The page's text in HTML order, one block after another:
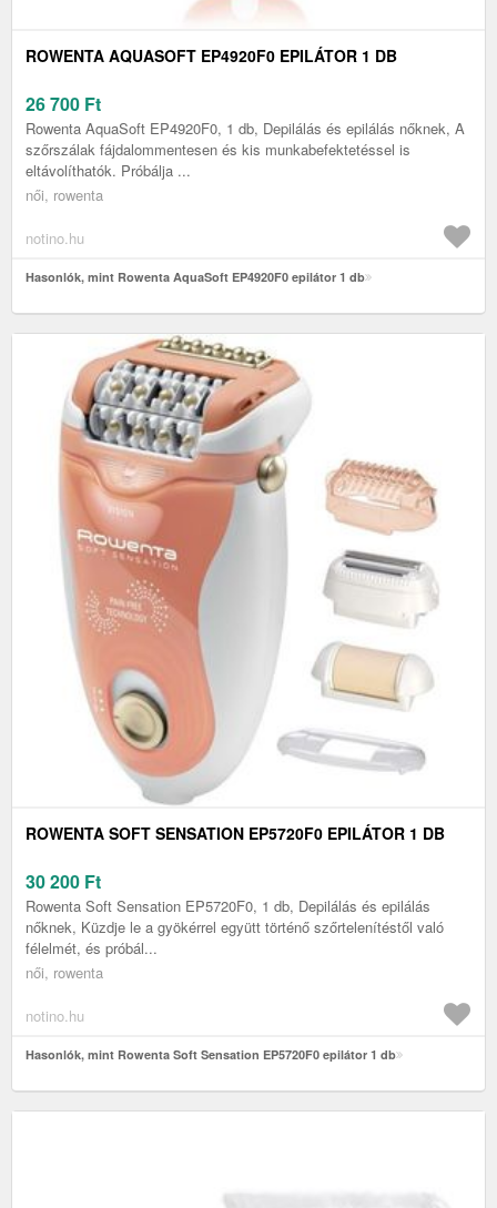
ROWENTA AQUASOFT EP4920F0 EPILÁTOR 1 DB
26 700 Ft
Rowenta AquaSoft EP4920F0, 1 db, Depilálás és epilálás nőknek, A
szőrszálak fájdalommentesen és kis munkabefektetéssel is
eltávolíthatók. Próbálja ...
női, rowenta
notino.hu
Hasonlók, mint Rowenta AquaSoft EP4920F0 epilátor 1 db
ROWENTA SOFT SENSATION EP5720F0 EPILÁTOR 1 DB
30 200 Ft
Rowenta Soft Sensation EP5720F0, 1 db, Depilálás és epilálás
nőknek, Küzdje le a gyökérrel együtt történő szőrtelenítéstől való
félelmét, és próbál...
női, rowenta
notino.hu
Hasonlók, mint Rowenta Soft Sensation EP5720F0 epilátor 1 db